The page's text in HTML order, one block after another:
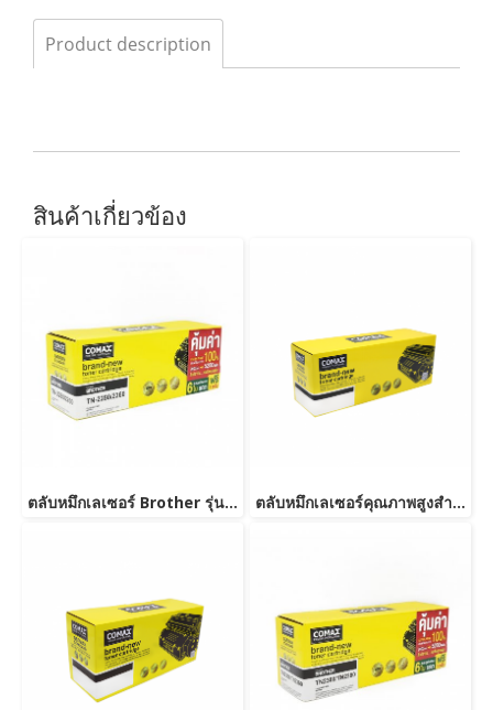
Product description
สินค้าเกี่ยวข้อง
ตลับหมึกเลเซอร์ Brother รุ่น TN2280/TN2260-JUMBO ตลับหมึกเลเซอร์คุณภาพสูงสำหรับ Brother รุ่น TN2360/TN2380